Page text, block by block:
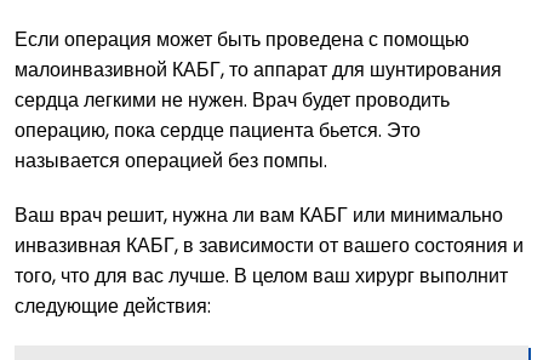
Если операция может быть проведена с помощью
малоинвазивной КАБГ, то аппарат для шунтирования
сердца легкими не нужен. Врач будет проводить
операцию, пока сердце пациента бьется. Это
называется операцией без помпы.
Ваш врач решит, нужна ли вам КАБГ или минимально
инвазивная КАБГ, в зависимости от вашего состояния и
того, что для вас лучше. В целом ваш хирург выполнит
следующие действия: